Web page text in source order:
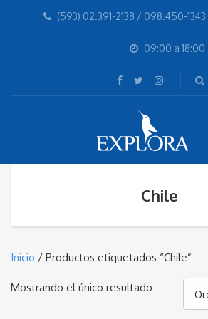
(593) 02.391-2138 / 098.450-
09:00 a 18:00
Chile
Inicio / Productos etiquetados “Chile”
Mostrando el único resultado